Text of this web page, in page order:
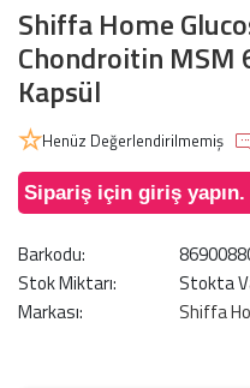
Shiffa Home
Chondroitin MSM
Kapsül
Henüz Değerlendirilmemiş
Sipariş için giriş yapın.
Barkodu:
Stok Miktarı:
Stokta
Markası:
Shiffa